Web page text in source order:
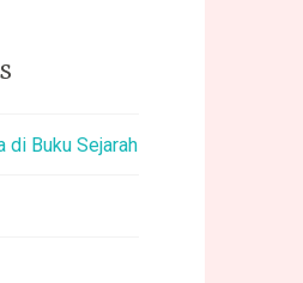
di Buku Sejarah